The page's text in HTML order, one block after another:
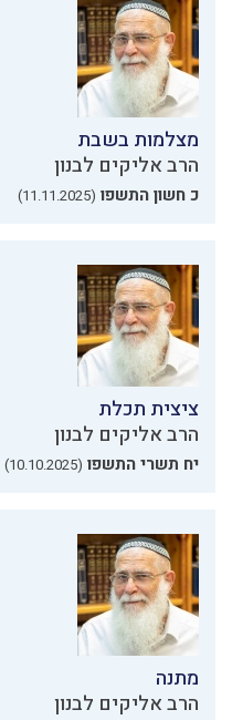
מצלמות בשבת
הרב אליקים לבנון
כ חשון התשפו (11.11.2025)
ציצית תכלת
הרב אליקים לבנון
יח תשרי התשפו (10.10.2025)
מתנה
הרב אליקים לבנון